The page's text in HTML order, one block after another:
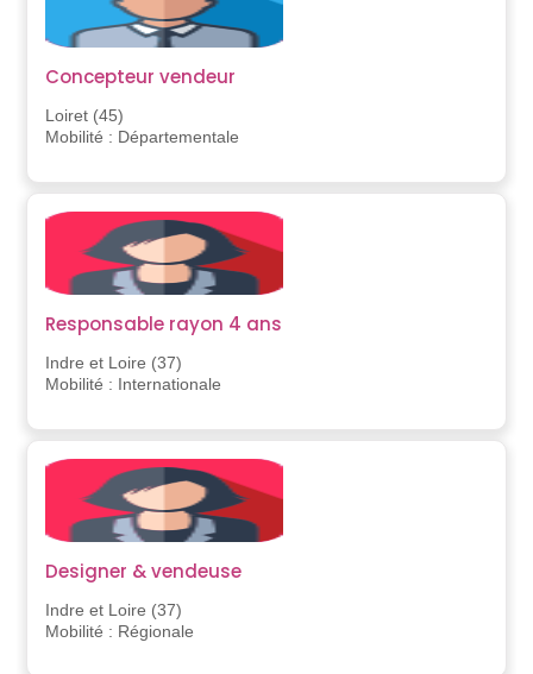
Concepteur vendeur
Loiret (45)
Mobilité : Départementale
Responsable rayon 4 ans
Indre et Loire (37)
Mobilité : Internationale
Designer & vendeuse
Indre et Loire (37)
Mobilité : Régionale